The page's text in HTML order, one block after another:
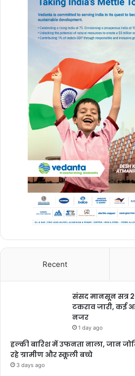
Recent
संसद मानसून सत्र
टकराव जारी, कई
नजर
1 day ago
हल्की बारिश में उफनता नाला, जान
रहे ग्रामीण और स्कूली बच्चे
3 days ago